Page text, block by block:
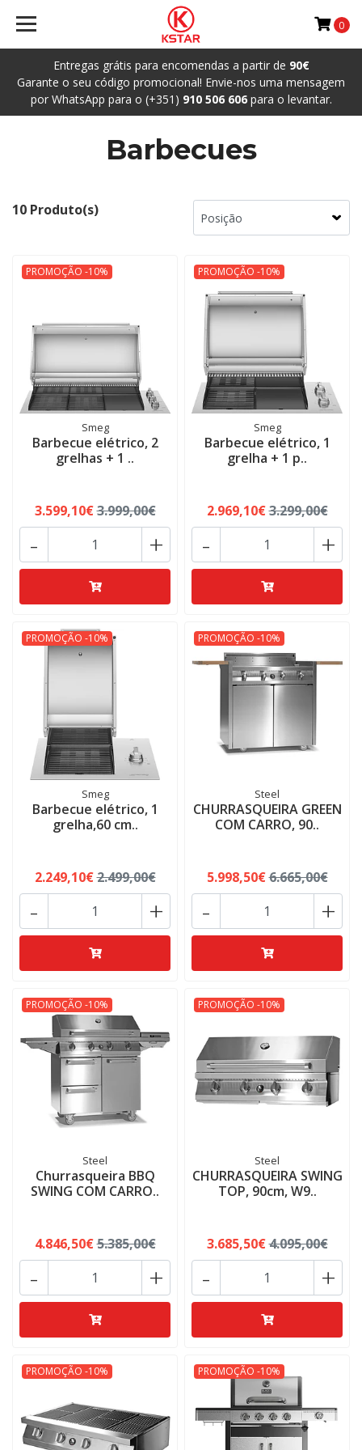
Entregas grátis para encomendas a partir de 90€
Garante o seu código promocional! Envie-nos uma mensagem
por WhatsApp para o (+351) 910 506 606para o levantar.
0
Barbecues
10 Produto(s)
PROMOÇÃO -10%
Smeg
Barbecue elétrico, 2
grelhas + 1 ..
3.599,10€3.999,00€
+
-
PROMOÇÃO -10%
Smeg
Barbecue elétrico, 1
grelha + 1 p..
2.969,10€3.299,00€
+
-
PROMOÇÃO -10%
Smeg
Barbecue elétrico, 1
grelha,60 cm..
2.249,10€2.499,00€
+
-
PROMOÇÃO -10%
Steel
CHURRASQUEIRA GREEN
COM CARRO, 90..
5.998,50€6.665,00€
+
-
PROMOÇÃO -10%
Steel
Churrasqueira BBQ
SWING COM CARRO..
4.846,50€5.385,00€
+
-
PROMOÇÃO -10%
Steel
CHURRASQUEIRA SWING
TOP, 90cm, W9..
3.685,50€4.095,00€
+
-
PROMOÇÃO -10% PROMOÇÃO -10%